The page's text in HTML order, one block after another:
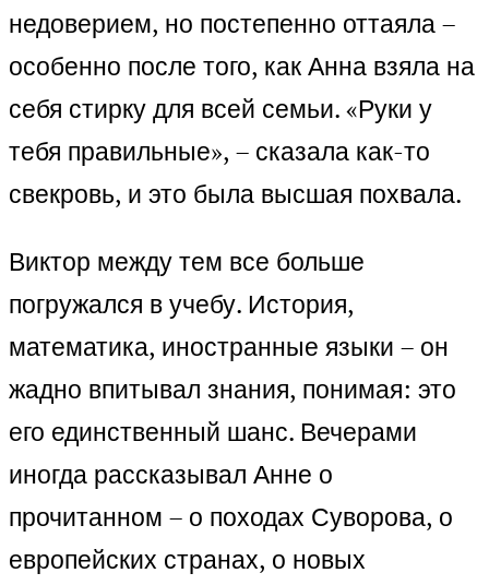
недоверием, но постепенно оттаяла –
особенно после того, как Анна взяла на
себя стирку для всей семьи. «Руки у
тебя правильные», – сказала как-то
свекровь, и это была высшая похвала.
Виктор между тем все больше
погружался в учебу. История,
математика, иностранные языки – он
жадно впитывал знания, понимая: это
его единственный шанс. Вечерами
иногда рассказывал Анне о
прочитанном – о походах Суворова, о
европейских странах, о новых